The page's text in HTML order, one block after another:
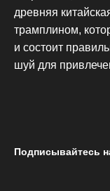
древняя
трамплином,
и состоит
шуй для
Подписывайтесь